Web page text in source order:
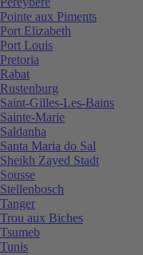
Pointe aux Piments
Port Elizabeth
Port Louis
Pretoria
Rabat
Rustenburg
Saint-Gilles-Les-Bains
Sainte-Marie
Saldanha
Santa Maria do Sal
Sheikh Zayed Stadt
Sousse
Stellenbosch
Tanger
Trou aux Biches
Tsumeb
Tunis